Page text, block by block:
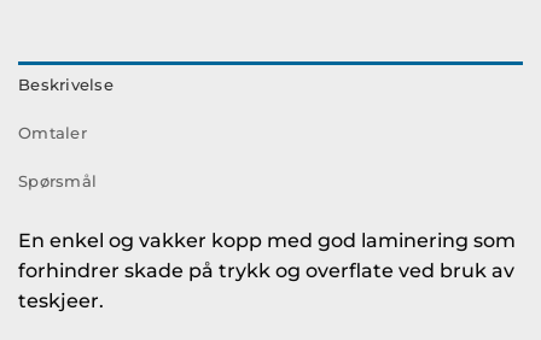
Beskrivelse
Omtaler
Spørsmål
En enkel og vakker kopp med god laminering som
forhindrer skade på trykk og overflate ved bruk av
teskjeer.